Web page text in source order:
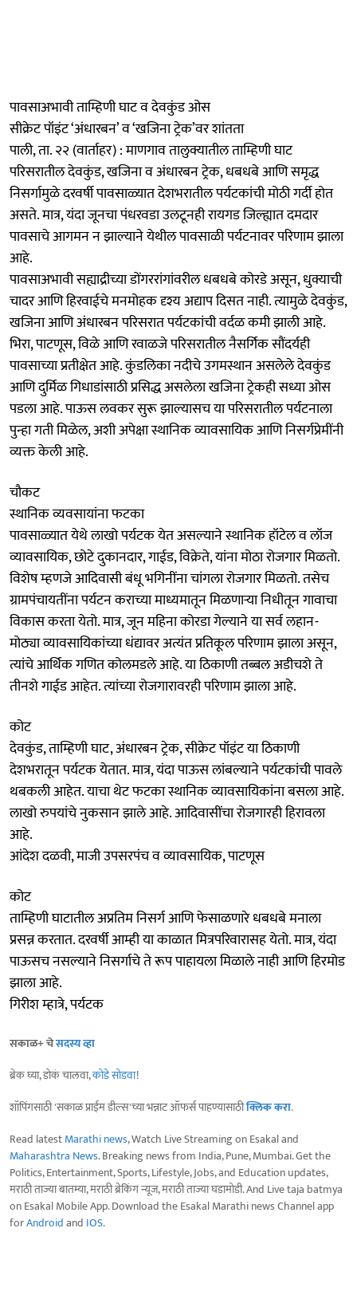
पावसाअभावी ताम्हिणी घाट व देवकुंड ओस
सीक्रेट पॉइंट ‘अंधारबन’ व ‘खजिना ट्रेक’वर शांतता
पाली, ता. २२ (वार्ताहर) : माणगाव तालुक्यातील ताम्हिणी घाट
परिसरातील देवकुंड, खजिना व अंधारबन ट्रेक, धबधबे आणि समृद्ध
निसर्गामुळे दरवर्षी पावसाळ्यात देशभरातील पर्यटकांची मोठी गर्दी होत
असते. मात्र, यंदा जूनचा पंधरवडा उलटूनही रायगड जिल्ह्यात दमदार
पावसाचे आगमन न झाल्याने येथील पावसाळी पर्यटनावर परिणाम झाला
आहे.
पावसाअभावी सह्याद्रीच्या डोंगररांगांवरील धबधबे कोरडे असून, धुक्याची
चादर आणि हिरवाईचे मनमोहक दृश्य अद्याप दिसत नाही. त्यामुळे देवकुंड,
खजिना आणि अंधारबन परिसरात पर्यटकांची वर्दळ कमी झाली आहे.
भिरा, पाटणूस, विळे आणि रवाळजे परिसरातील नैसर्गिक सौंदर्यही
पावसाच्या प्रतीक्षेत आहे. कुंडलिका नदीचे उगमस्थान असलेले देवकुंड
आणि दुर्मिळ गिधाडांसाठी प्रसिद्ध असलेला खजिना ट्रेकही सध्या ओस
पडला आहे. पाऊस लवकर सुरू झाल्यासच या परिसरातील पर्यटनाला
पुन्हा गती मिळेल, अशी अपेक्षा स्थानिक व्यावसायिक आणि निसर्गप्रेमींनी
व्यक्त केली आहे.
चौकट
स्थानिक व्यवसायांना फटका
पावसाळ्यात येथे लाखो पर्यटक येत असल्याने स्थानिक हॉटेल व लॉज
व्यावसायिक, छोटे दुकानदार, गाईड, विक्रेते, यांना मोठा रोजगार मिळतो.
विशेष म्हणजे आदिवासी बंधू भगिनींना चांगला रोजगार मिळतो. तसेच
ग्रामपंचायतींना पर्यटन कराच्या माध्यमातून मिळणाऱ्या निधीतून गावाचा
विकास करता येतो. मात्र, जून महिना कोरडा गेल्याने या सर्व लहान-
मोठ्या व्यावसायिकांच्या धंद्यावर अत्यंत प्रतिकूल परिणाम झाला असून,
त्यांचे आर्थिक गणित कोलमडले आहे. या ठिकाणी तब्बल अडीचशे ते
तीनशे गाईड आहेत. त्यांच्या रोजगारावरही परिणाम झाला आहे.
कोट
देवकुंड, ताम्हिणी घाट, अंधारबन ट्रेक, सीक्रेट पॉइंट या ठिकाणी
देशभरातून पर्यटक येतात. मात्र, यंदा पाऊस लांबल्याने पर्यटकांची पावले
थबकली आहेत. याचा थेट फटका स्थानिक व्यावसायिकांना बसला आहे.
लाखो रुपयांचे नुकसान झाले आहे. आदिवासींचा रोजगारही हिरावला
आहे.
आंदेश दळवी, माजी उपसरपंच व व्यावसायिक, पाटणूस
कोट
ताम्हिणी घाटातील अप्रतिम निसर्ग आणि फेसाळणारे धबधबे मनाला
प्रसन्न करतात. दरवर्षी आम्ही या काळात मित्रपरिवारासह येतो. मात्र, यंदा
पाऊसच नसल्याने निसर्गाचे ते रूप पाहायला मिळाले नाही आणि हिरमोड
झाला आहे.
गिरीश म्हात्रे, पर्यटक
सकाळ+ चेसदस्य व्हा
ब्रेक घ्या, डोकं चालवा,कोडे सोडवा!
शॉपिंगसाठी 'सकाळ प्राईम डील्स'च्या भन्नाट ऑफर्स पाहण्यासाठीक्लिक करा.
Read latestMarathi news, Watch Live Streaming on Esakal and
Maharashtra News. Breaking news from India, Pune, Mumbai. Get the
Politics, Entertainment, Sports, Lifestyle, Jobs, and Education updates,
मराठी ताज्या बातम्या, मराठी ब्रेकिंग न्यूज, मराठी ताज्या घडामोडी. And Live taja batmya
on Esakal Mobile App. Download the Esakal Marathi news Channel app
forAndroidand IOS.